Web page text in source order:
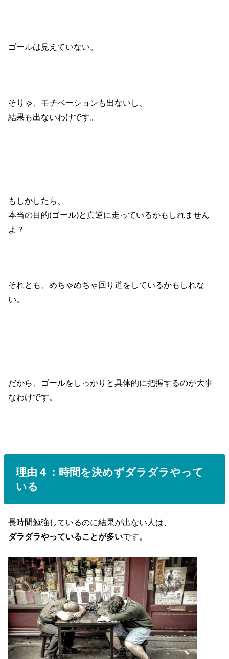
ゴールは見えていない。
そりゃ、モチベーションも出ないし、
結果も出ないわけです。
もしかしたら、
本当の目的(ゴール)と真逆に走っているかもしれません
よ？
それとも、めちゃめちゃ回り道をしているかもしれな
い。
だから、ゴールをしっかりと具体的に把握するのが大事
なわけです。
理由４：時間を決めずダラダラやって
いる
長時間勉強しているのに結果が出ない人は、
ダラダラやっていることが多いです。